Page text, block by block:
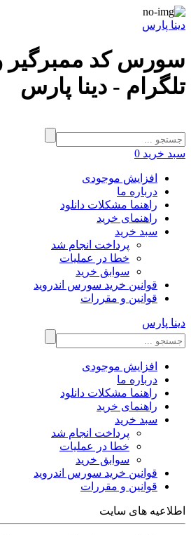
دینا پارس
سورس کد ممبرگیر و
تلگرام - دینا پارس
سبد خرید 0
افزایش موجودی
درباره ما
راهنما مشکلات دانلود
راهنمای خرید
سبد خرید
پرداخت انجام شد
خطا در عملیات
سوابق خرید
قوانین خرید سورس اندروید
قوانین و مقررات
دینا پارس
افزایش موجودی
درباره ما
راهنما مشکلات دانلود
راهنمای خرید
سبد خرید
پرداخت انجام شد
خطا در عملیات
سوابق خرید
قوانین خرید سورس اندروید
قوانین و مقررات
اطلاعیه های سایت